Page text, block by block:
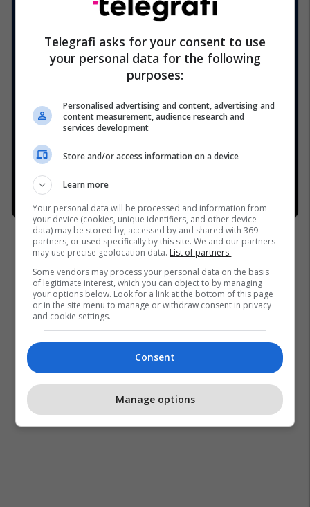
Telegrafi asks for your consent to use
your personal data for the following
purposes:
Personalised advertising and content, advertising and
content measurement, audience research and
services development
Store and/or access information on a device
Learn more
Your personal data will be processed and information from
your device (cookies, unique identifiers, and other device
data) may be stored by, accessed by and shared with 369
partners, or used specifically by this site. We and our partners
may use precise geolocation data. List of partners.
Some vendors may process your personal data on the basis
of legitimate interest, which you can object to by managing
your options below. Look for a link at the bottom of this page
or in the site menu to manage or withdraw consent in privacy
and cookie settings.
Consent
Manage options